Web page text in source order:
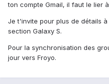
ton compte Gmail, il faut le lier
Je t'invite pour plus de détails
section Galaxy S.
Pour la synchronisation des
jour vers Froyo.